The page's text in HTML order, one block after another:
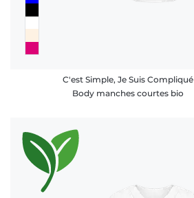
C'est Simple, Je Suis Compliqué
Body manches courtes bio